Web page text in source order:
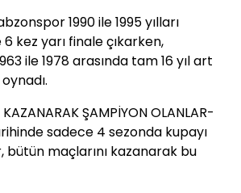
1990 ile 1995 yılları
kez yarı finale çıkarken,
ile 1978 arasında tam 16 yıl art
ŞAMPİYON OLANLAR-
sadece 4 sezonda kupayı
bütün maçlarını kazanarak bu